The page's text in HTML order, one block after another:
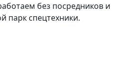
без посредников и
парк спецтехники.